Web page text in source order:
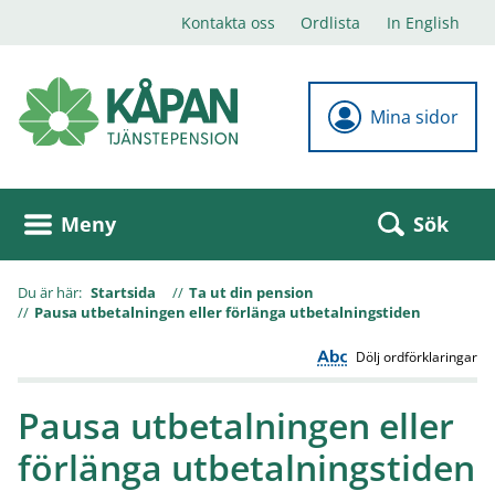
Kontakta oss Ordlista In English
Mina sidor
Meny Sök
Du är här: Startsida
Ta ut din pension
Pausa utbetalningen eller förlänga utbetalningstiden
Dölj ordförklaringar
Pausa utbetalningen eller
förlänga utbetalningstiden